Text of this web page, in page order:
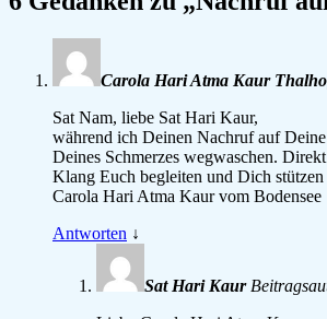
Carola Hari Atma Kaur
Sat Nam, liebe Sat Hari Kaur,
während ich Deinen Nachruf auf
Deines Schmerzes wegwaschen.
Klang Euch begleiten und Dich
Carola Hari Atma Kaur vom Bodensee
Antworten ↓
Sat Hari Kaur